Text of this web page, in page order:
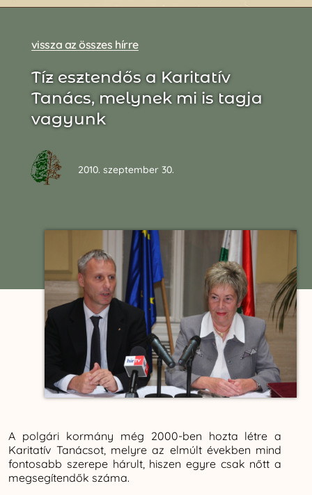
vissza az összes hírre
Tíz esztendős a Karitatív
Tanács, melynek mi is tagja
vagyunk
2010. szeptember 30.
A polgári kormány még 2000-ben hozta létre a
Karitatív Tanácsot, melyre az elmúlt években mind
fontosabb szerepe hárult, hiszen egyre csak nőtt a
megsegítendők száma.